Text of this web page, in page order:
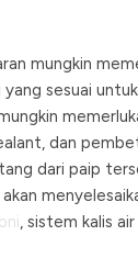
mungkin
sesuai
dan
dari paip
, sistem kalis